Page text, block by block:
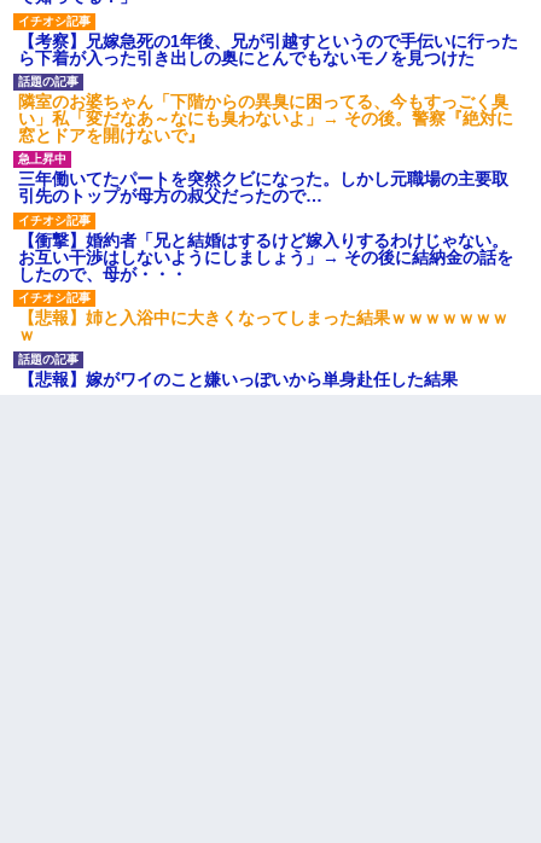
【考察】兄嫁急死の1年後、兄が引越すというので手伝いに行った
ら下着が入った引き出しの奥にとんでもないモノを見つけた
隣室のお婆ちゃん「下階からの異臭に困ってる、今もすっごく臭
い」私「変だなあ～なにも臭わないよ」→ その後。警察『絶対に
窓とドアを開けないで』
三年働いてたパートを突然クビになった。しかし元職場の主要取
引先のトップが母方の叔父だったので…
【衝撃】婚約者「兄と結婚はするけど嫁入りするわけじゃない。
お互い干渉はしないようにしましょう」→ その後に結納金の話を
したので、母が・・・
【悲報】姉と入浴中に大きくなってしまった結果ｗｗｗｗｗｗｗ
ｗ
【悲報】嫁がワイのこと嫌いっぽいから単身赴任した結果